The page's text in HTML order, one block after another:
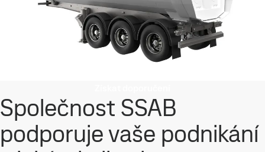
Společnost SSAB
podporuje vaše podnikání